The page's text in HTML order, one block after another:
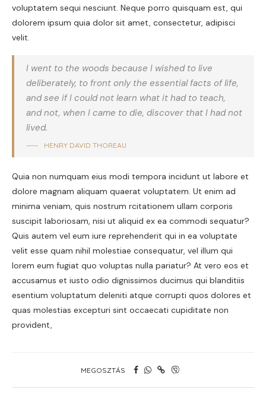
voluptatem sequi nesciunt. Neque porro quisquam est, qui
dolorem ipsum quia dolor sit amet, consectetur, adipisci
velit.
I went to the woods because I wished to live
deliberately, to front only the essential facts of life,
and see if I could not learn what it had to teach,
and not, when I came to die, discover that I had not
lived.
HENRY DAVID THOREAU
Quia non numquam eius modi tempora incidunt ut labore et
dolore magnam aliquam quaerat voluptatem. Ut enim ad
minima veniam, quis nostrum rcitationem ullam corporis
suscipit laboriosam, nisi ut aliquid ex ea commodi sequatur?
Quis autem vel eum iure reprehenderit qui in ea voluptate
velit esse quam nihil molestiae consequatur, vel illum qui
lorem eum fugiat quo voluptas nulla pariatur? At vero eos et
accusamus et iusto odio dignissimos ducimus qui blanditiis
esentium voluptatum deleniti atque corrupti quos dolores et
quas molestias excepturi sint occaecati cupiditate non
provident,
MEGOSZTÁS